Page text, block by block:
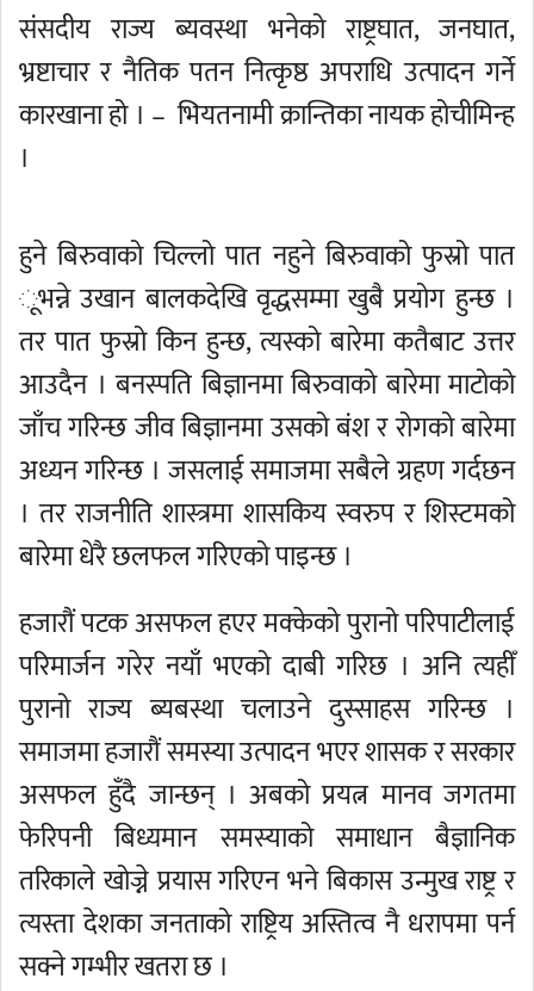
संसदीय राज्य ब्यवस्था भनेको राष्ट्रघात, जनघात,
भ्रष्टाचार र नैतिक पतन नित्कृष्ठ अपराधि उत्पादन गर्ने
कारखाना हो । – भियतनामी क्रान्तिका नायक होचीमिन्ह
।
हुने बिरुवाको चिल्लो पात नहुने बिरुवाको फुस्रो पात
ूभन्ने उखान बालकदेखि वृद्धसम्मा खुबै प्रयोग हुन्छ ।
तर पात फुस्रो किन हुन्छ, त्यस्को बारेमा कतैबाट उत्तर
आउदैन । बनस्पति बिज्ञानमा बिरुवाको बारेमा माटोको
जाँच गरिन्छ जीव बिज्ञानमा उसको बंश र रोगको बारेमा
अध्यन गरिन्छ । जसलाई समाजमा सबैले ग्रहण गर्दछन
। तर राजनीति शास्त्रमा शासकिय स्वरुप र शिस्टमको
बारेमा धेरै छलफल गरिएको पाइन्छ ।
हजारौं पटक असफल हएर मक्केको पुरानो परिपाटीलाई
परिमार्जन गरेर नयाँ भएको दाबी गरिछ । अनि त्यहीँ
पुरानो राज्य ब्यबस्था चलाउने दुस्साहस गरिन्छ ।
समाजमा हजारौं समस्या उत्पादन भएर शासक र सरकार
असफल हुँदै जान्छन् । अबको प्रयत्न मानव जगतमा
फेरिपनी बिध्यमान समस्याको समाधान बैज्ञानिक
तरिकाले खोज्ने प्रयास गरिएन भने बिकास उन्मुख राष्ट्र र
त्यस्ता देशका जनताको राष्ट्रिय अस्तित्व नै धरापमा पर्न
सक्ने गम्भीर खतरा छ ।